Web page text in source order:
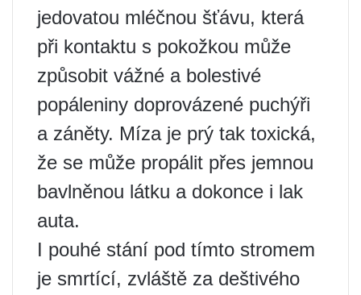
jedovatou mléčnou šťávu, která
při kontaktu s pokožkou může
způsobit vážné a bolestivé
popáleniny doprovázené puchýři
a záněty. Míza je prý tak toxická,
že se může propálit přes jemnou
bavlněnou látku a dokonce i lak
auta.
I pouhé stání pod tímto stromem
je smrtící, zvláště za deštivého